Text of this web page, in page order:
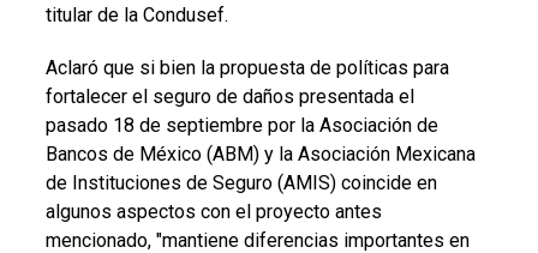
titular de la Condusef.
Aclaró que si bien la propuesta de políticas para
fortalecer el seguro de daños presentada el
pasado 18 de septiembre por la Asociación de
Bancos de México (ABM) y la Asociación Mexicana
de Instituciones de Seguro (AMIS) coincide en
algunos aspectos con el proyecto antes
mencionado, "mantiene diferencias importantes en